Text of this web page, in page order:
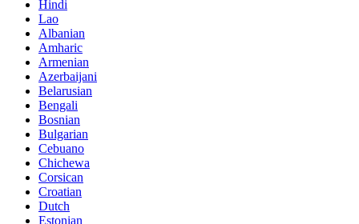
Hindi
Lao
Albanian
Amharic
Armenian
Azerbaijani
Belarusian
Bengali
Bosnian
Bulgarian
Cebuano
Chichewa
Corsican
Croatian
Dutch
Estonian